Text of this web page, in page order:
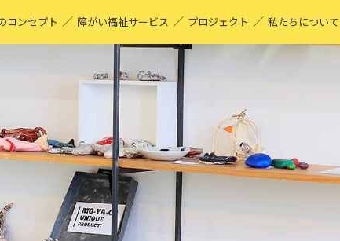
コンセプト ／ 障がい福祉サービス ／ プロジェクト
MO-YA-CO UNIQUE PRODUCT！
アーティストページ
MO-YA-CO キフ
／ 私たちについて